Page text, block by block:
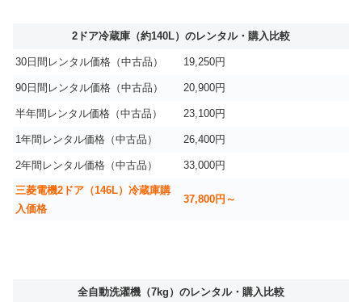
2ドア冷蔵庫（約140L）のレンタル・購入比較
30日間レンタル価格（中古品） 19,250円
90日間レンタル価格（中古品） 20,900円
半年間レンタル価格（中古品） 23,100円
1年間レンタル価格（中古品） 26,400円
2年間レンタル価格（中古品） 33,000円
三菱電機2ドア（146L）冷蔵庫購
入価格
37,800円～
全自動洗濯機（7kg）のレンタル・購入比較